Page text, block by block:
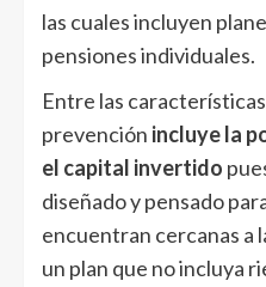
las cuales incluyen
pensiones individuales.
Entre las
prevención incluye la
el capital invertido
diseñado y pensado
encuentran cercanas a
un plan que no incluya